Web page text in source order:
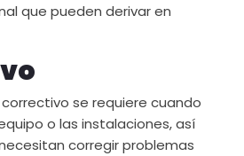
que pueden derivar en
se requiere cuando
o las instalaciones, así
corregir problemas